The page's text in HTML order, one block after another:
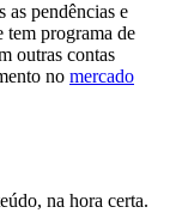
as pendências e
tem programa de
outras contas
no mercado
na hora certa.